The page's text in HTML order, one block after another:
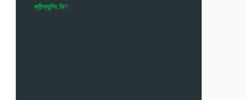
ফ্রীল্যান্সিং কি?